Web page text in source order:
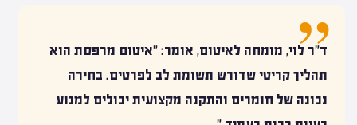
ד"ר לוי, מומחה לאיטום, אומר: "איטום מרפסת הוא
תהליך קריטי שדורש תשומת לב לפרטים. בחירה
נכונה של חומרים והתקנה מקצועית יכולים למנוע